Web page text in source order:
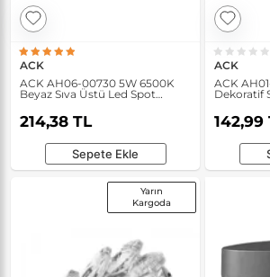
ACK
ACK AH06-00730 5W 6500K
Beyaz Sıva Üstü Led Spot
214,38 TL
Sepete Ekle
ACK
ACK
Dekoratif
142,99
Yarın
Kargoda